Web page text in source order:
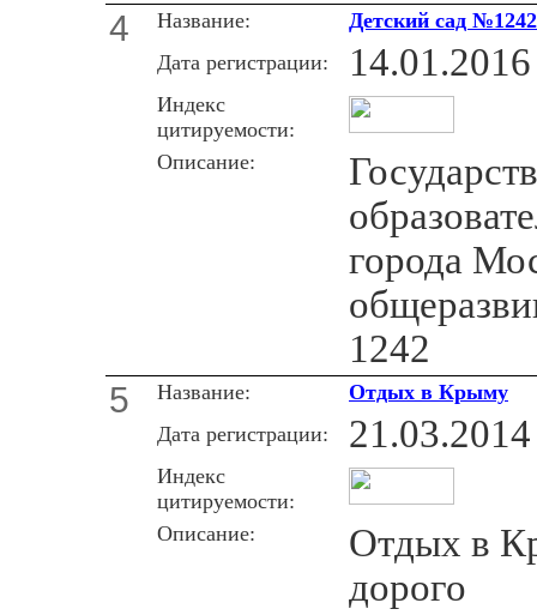
4 Название:
Детский сад №1242
Дата регистрации:
14.01.2016
Индекс
цитируемости:
Описание:
города
1242
5 Название:
Отдых в Крыму
Дата регистрации:
21.03.2014
Индекс
цитируемости:
Описание:
Отдых в
дорого